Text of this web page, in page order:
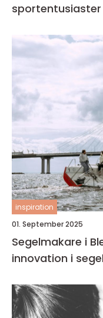
sportentusiaster
inspiration
01. September 2025
Segelmakare i
innovation i